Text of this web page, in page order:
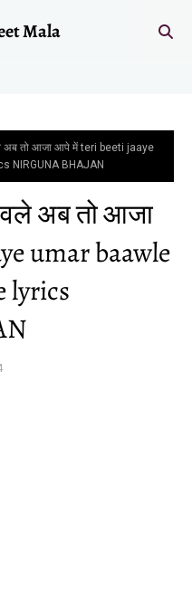
Mala
अब तो आजा आपे में teri beeti jaaye
NIRGUNA BHAJAN
अब तो आजा
umar baawle
lyrics